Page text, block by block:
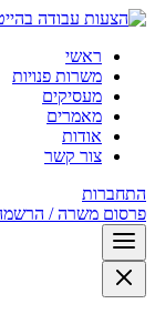
ראשי
משרות פנויות
מעסיקים
מאמרים
אודות
צור קשר
התחברות
פרסום משרה /